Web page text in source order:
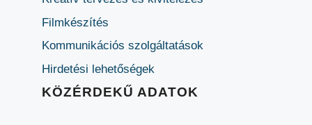
Filmkészítés
Kommunikációs szolgáltatások
Hirdetési lehetőségek
KÖZÉRDEKŰ ADATOK